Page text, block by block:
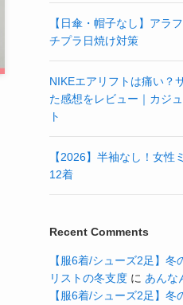
【日傘・帽子なし】アラ
チプラ日焼け対策
NIKEエアリフトは痛い？
た感想をレビュー｜カジ
ト
【2026】半袖なし！女性
12着
Recent Comments
【服6着/シューズ2足】
リストの冬支度 に あんな
【服6着/シューズ2足】